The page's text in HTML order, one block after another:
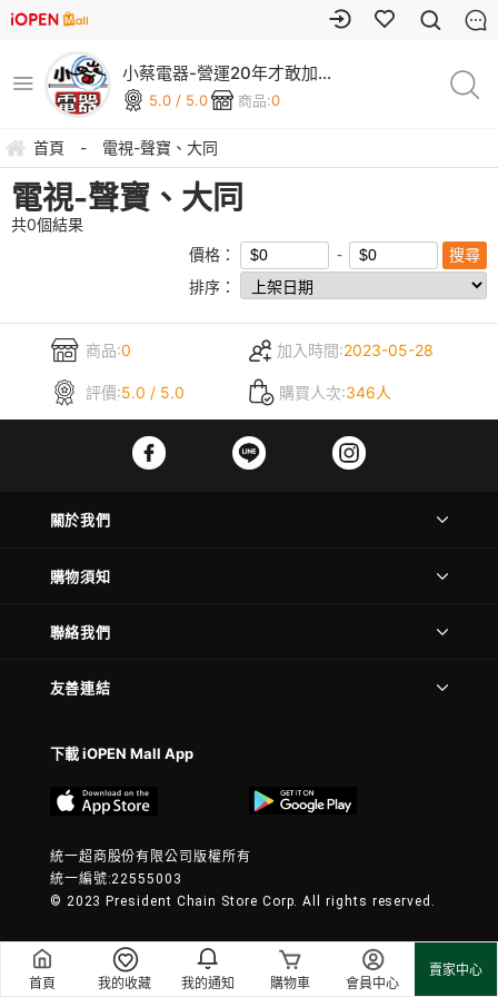
首頁 我的收藏 我的通知 購物車 會員中心
賣家中心
小蔡電器-營運20年才敢加碼
安裝三年保固
5.0 / 5.0 商品:0
首頁 - 電視-聲寶、大同
電視-聲寶、大同
共0個結果
價格：
排序：
商品:0 加入時間:2023-05-28
評價:5.0 / 5.0 購買人次:346人
關於我們
購物須知
聯絡我們
友善連結
下載 iOPEN Mall App
統一超商股份有限公司版權所有
統一編號:22555003
© 2023 President Chain Store Corp. All rights reserved.